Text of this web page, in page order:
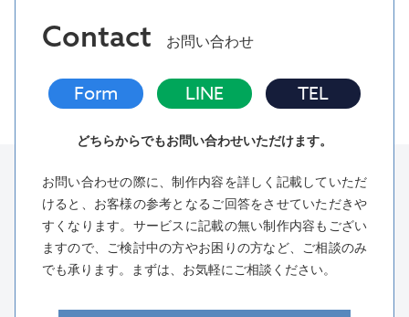
Contact お問い合わせ
Form LINE TEL
どちらからでもお問い合わせいただけます。
お問い合わせの際に、制作内容を詳しく記載していただ
けると、お客様の参考となるご回答をさせていただきや
すくなります。サービスに記載の無い制作内容もござい
ますので、ご検討中の方やお困りの方など、ご相談のみ
でも承ります。まずは、お気軽にご相談ください。